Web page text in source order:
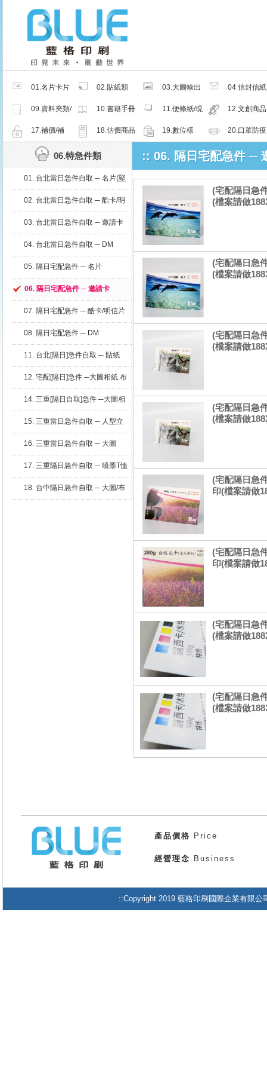
01.名片卡片
02.貼紙類
03.大圖輸出
04.信封信紙
09.資料夾類/
夾鏈密封袋
10.書籍手冊
11.便條紙/現
成品
12.文創商品
17.補價/補
檔/紙樣
18.估價商品 19.數位樣
20.口罩防疫
06.特急件類
01. 台北當日急件自取 ─ 名片(堅
同需求)
02. 台北當日急件自取 ─ 酷卡/明
03. 台北當日急件自取 ─ 邀請卡
04. 台北當日急件自取 ─ DM
05. 隔日宅配急件 ─ 名片
06. 隔日宅配急件 ─ 邀請卡
07. 隔日宅配急件 ─ 酷卡/明信片
08. 隔日宅配急件 ─ DM
11. 台北[隔日]急件自取 ─ 貼紙
12. 宅配[隔日]急件 ─大圖相紙.布
14. 三重[隔日自取]急件 ─大圖相
15. 三重當日急件自取 ─ 人型立
16. 三重當日急件自取 ─ 大圖
17. 三重隔日急件自取 ─ 噴墨T恤
18. 台中隔日急件自取 ─ 大圖/布
:: 06. 隔日宅配急件 ─
(宅配隔日急
(檔案請做
(宅配隔日急
(檔案請做
(宅配隔日急
(檔案請做
(宅配隔日急
(檔案請做
(宅配隔日急
印(檔案請做
(宅配隔日急
印(檔案請做
(宅配隔日急
(檔案請做
(宅配隔日急
(檔案請做
產品價格 Price
經營理念 Business
::Copyright 2019 藍格印刷國際企業有限